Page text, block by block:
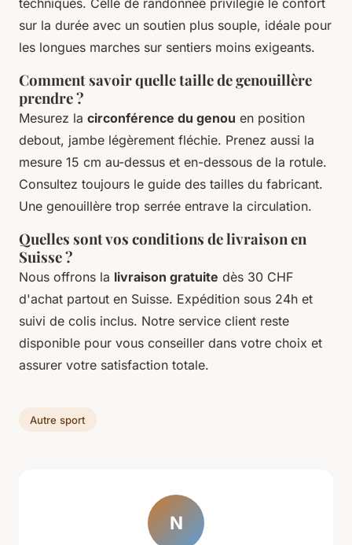
sur la durée avec un soutien plus souple, idéale pour
les longues marches sur sentiers moins exigeants.
Comment savoir quelle taille de genouillère
prendre ?
Mesurez la circonférence du genou en position
debout, jambe légèrement fléchie. Prenez aussi la
mesure 15 cm au-dessus et en-dessous de la rotule.
Consultez toujours le guide des tailles du fabricant.
Une genouillère trop serrée entrave la circulation.
Quelles sont vos conditions de livraison en
Suisse ?
Nous offrons la livraison gratuite dès 30 CHF
d'achat partout en Suisse. Expédition sous 24h et
suivi de colis inclus. Notre service client reste
disponible pour vous conseiller dans votre choix et
assurer votre satisfaction totale.
Autre sport
N